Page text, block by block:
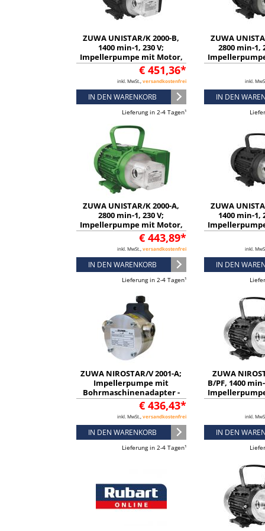
ZUWA UNISTAR/K 2000-B,
1400 min-1, 230 V;
Impellerpumpe mit Motor,
Kabel und Stecker -
11291116332€ 451,36*
inkl. MwSt., versandkostenfrei
IN DEN WARENKORB
Lieferung in 2-4 Tagen¹
ZUWA
2800 min-1,
Kabel und
inkl.
IN DEN
ZUWA UNISTAR/K 2000-A,
2800 min-1, 230 V;
Impellerpumpe mit Motor,
Kabel und Stecker -
11191116321€ 443,89*
inkl. MwSt., versandkostenfrei
IN DEN WARENKORB
Lieferung in 2-4 Tagen¹
ZUWA
1400 min-1,
Kabel und
inkl.
IN DEN
ZUWA NIROSTAR/V 2001-A;
Impellerpumpe mit
Bohrmaschinenadapter -
131311300AB€ 436,43*
inkl. MwSt., versandkostenfrei
IN DEN WARENKORB
Lieferung in 2-4 Tagen¹
ZUWA
B/PF, 1400
Kabel und
inkl.
IN DEN